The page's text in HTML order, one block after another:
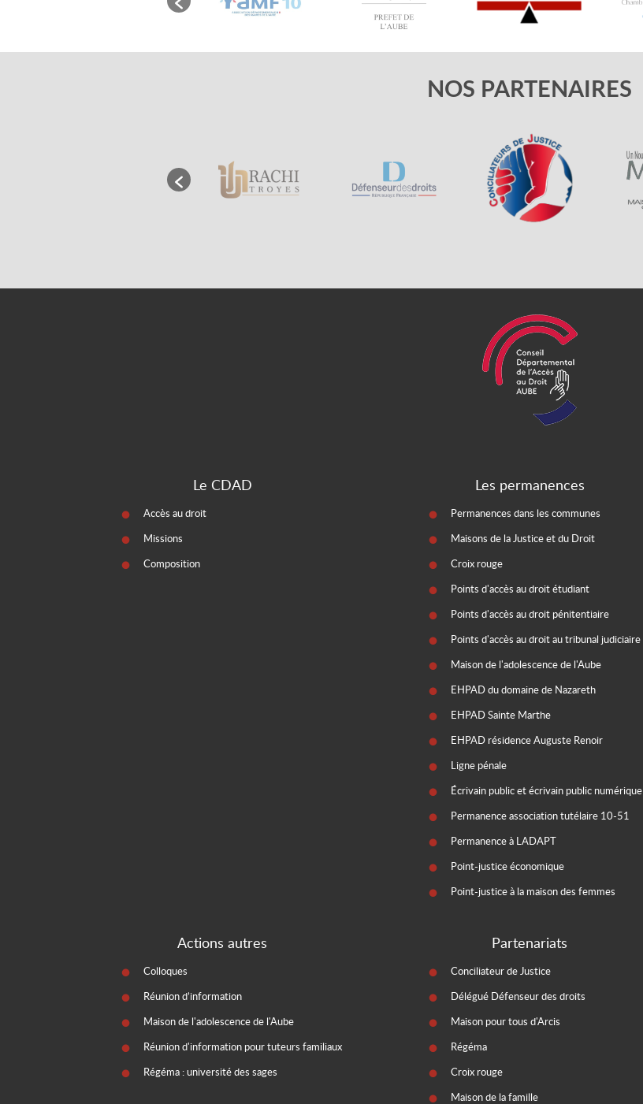
NOS PARTENAIRES
Le CDAD
Accès au droit
Missions
Composition
Les permanences
Permanences dans les communes
Maisons de la Justice et du Droit
Croix rouge
Points d'accès au droit étudiant
Points d'accès au droit pénitentiaire
Points d'accès au droit au tribunal judiciaire
Maison de l'adolescence de l'Aube
EHPAD du domaine de Nazareth
EHPAD Sainte Marthe
EHPAD résidence Auguste Renoir
Ligne pénale
Écrivain public et écrivain public numérique
Permanence association tutélaire 10-51
Permanence à LADAPT
Point-justice économique
Point-justice à la maison des femmes
Actions autres
Colloques
Réunion d’information
Maison de l'adolescence de l'Aube
Réunion d'information pour tuteurs familiaux
Régéma : université des sages
Partenariats
Conciliateur de Justice
Délégué Défenseur des droits
Maison pour tous d'Arcis
Régéma
Croix rouge
Maison de la famille